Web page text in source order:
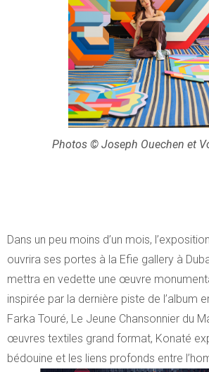
Photos © Joseph Ouechen et
Dans un peu moins d’un mois,
ouvrira ses portes à la Efie gallery à
mettra en vedette une œuvre
inspirée par la dernière piste de l’album
Farka Touré, Le Jeune Chansonnier du
œuvres textiles grand format, Konaté
bédouine et les liens profonds entre